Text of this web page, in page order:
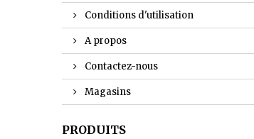
Conditions d'utilisation
A propos
Contactez-nous
Magasins
PRODUITS